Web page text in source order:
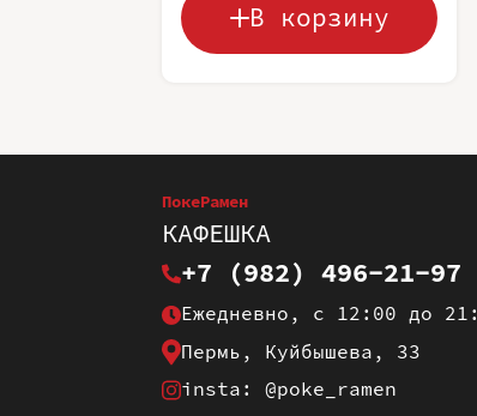
В корзину
ПокеРамен
КАФЕШКА
+7 (982) 496-21-97
Ежедневно, с 12:00 до
Пермь, Куйбышева, 33
insta: @poke_ramen